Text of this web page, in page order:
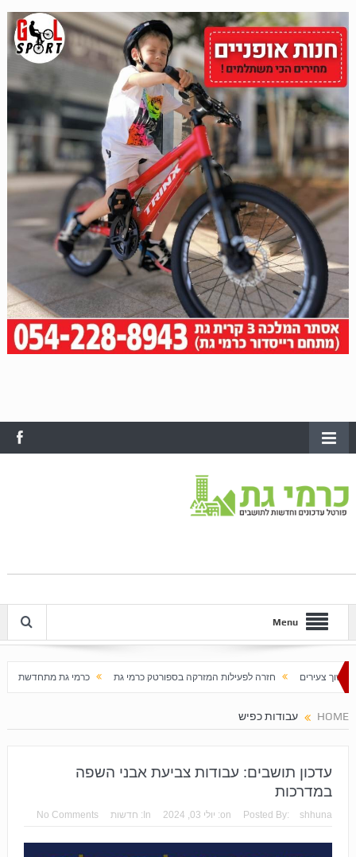
Menu
חזרה לפעילות המזרקה בספורטק כרמי גת כרמי גת מתחדשת עם בוא האביב
HOME עבודות כפיש
עדכון תושבים: עבודות צביעת אבני השפה
במדרכות
Posted By: shhuna
on: יולי 03, 2024 In: חדשות No Comments